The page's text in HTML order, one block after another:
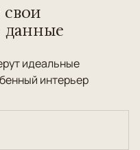
свои
данные
идеальные
интерьер